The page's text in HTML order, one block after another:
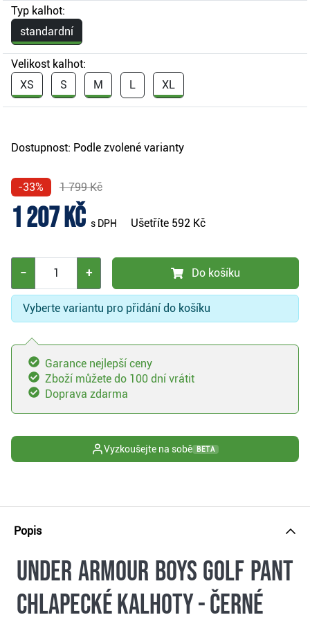
Typ kalhot:
standardní
Velikost kalhot:
XS
S M L XL
Dostupnost: Podle zvolené varianty
-33% 1 799 Kč
1 207 Kč s DPH Ušetříte 592 Kč
− + Do košíku
Vyberte variantu pro přidání do košíku
Garance nejlepší ceny
Zboží můžete do 100 dní vrátit
Doprava zdarma
Vyzkoušejte na sobě BETA
Popis
Under Armour Boys Golf Pant
chlapecké kalhoty - černé